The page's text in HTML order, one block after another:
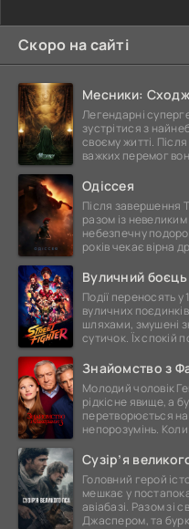
Скоро на сайті
Месники:
Легендарні
зустрітися з
своєму житті.
важких перемог
Одіссея
Після завершення
разом із
небезпечну
років чекає вірна
Вуличний боєць
Події переносять у
вуличних
шляхами, змушені
сутичок. Їх спокій
Знайомство з
Молодий чоловік
рідкісне явище, а
перетворюється на
непорозумінь.
Сузір’я
Головний герой
мешкає у
авіабазі. Разом зі
Джаспером, та